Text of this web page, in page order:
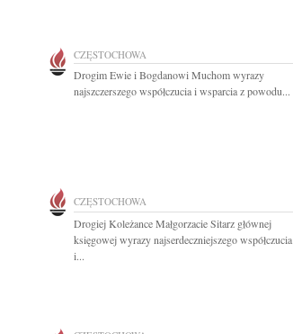
CZĘSTOCHOWA
Drogim Ewie i Bogdanowi Muchom wyrazy
najszczerszego współczucia i wsparcia z powodu...
CZĘSTOCHOWA
Drogiej Koleżance Małgorzacie Sitarz głównej
księgowej wyrazy najserdeczniejszego współczucia
i...